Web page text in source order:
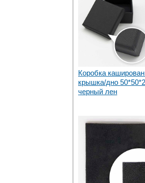
Коробка
крышка/дно
черный лен